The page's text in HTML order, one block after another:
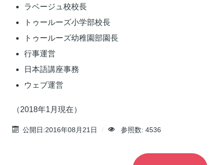
ラベージュ校校長
トゥールーズ小学部校長
トゥールーズ幼稚園部園長
行事運営
日本語講座事務
ウェブ運営
（2018年1月現在）
公開日:2016年08月21日 参照数: 4536